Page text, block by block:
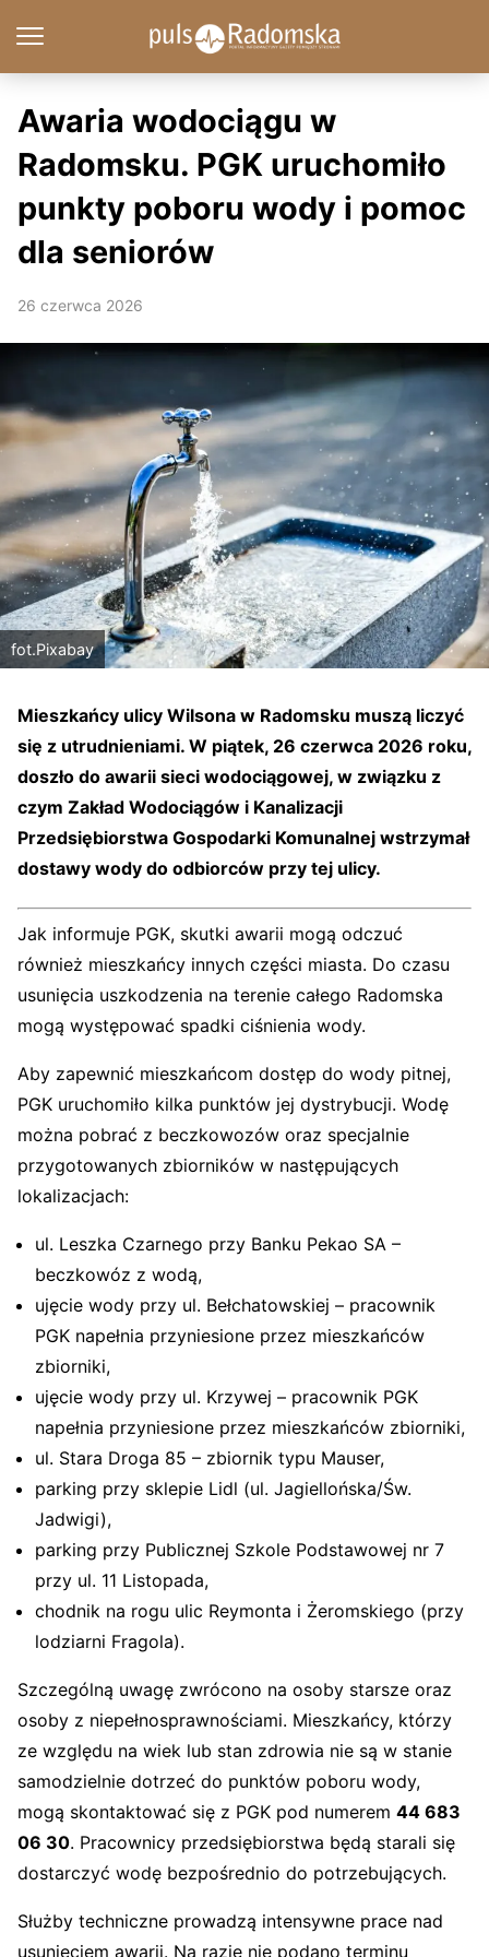
Awaria wodociągu w
Radomsku. PGK uruchomiło
punkty poboru wody i pomoc
dla seniorów
26 czerwca 2026
fot.Pixabay
Mieszkańcy ulicy Wilsona w Radomsku muszą liczyć
się z utrudnieniami. W piątek, 26 czerwca 2026 roku,
doszło do awarii sieci wodociągowej, w związku z
czym Zakład Wodociągów i Kanalizacji
Przedsiębiorstwa Gospodarki Komunalnej wstrzymał
dostawy wody do odbiorców przy tej ulicy.
Jak informuje PGK, skutki awarii mogą odczuć
również mieszkańcy innych części miasta. Do czasu
usunięcia uszkodzenia na terenie całego Radomska
mogą występować spadki ciśnienia wody.
Aby zapewnić mieszkańcom dostęp do wody pitnej,
PGK uruchomiło kilka punktów jej dystrybucji. Wodę
można pobrać z beczkowozów oraz specjalnie
przygotowanych zbiorników w następujących
lokalizacjach:
ul. Leszka Czarnego przy Banku Pekao SA –
beczkowóz z wodą,
ujęcie wody przy ul. Bełchatowskiej – pracownik
PGK napełnia przyniesione przez mieszkańców
zbiorniki,
ujęcie wody przy ul. Krzywej – pracownik PGK
napełnia przyniesione przez mieszkańców zbiorniki,
ul. Stara Droga 85 – zbiornik typu Mauser,
parking przy sklepie Lidl (ul. Jagiellońska/Św.
Jadwigi),
parking przy Publicznej Szkole Podstawowej nr 7
przy ul. 11 Listopada,
chodnik na rogu ulic Reymonta i Żeromskiego (przy
lodziarni Fragola).
Szczególną uwagę zwrócono na osoby starsze oraz
osoby z niepełnosprawnościami. Mieszkańcy, którzy
ze względu na wiek lub stan zdrowia nie są w stanie
samodzielnie dotrzeć do punktów poboru wody,
mogą skontaktować się z PGK pod numerem 44 683
06 30. Pracownicy przedsiębiorstwa będą starali się
dostarczyć wodę bezpośrednio do potrzebujących.
Służby techniczne prowadzą intensywne prace nad
usunięciem awarii. Na razie nie podano terminu